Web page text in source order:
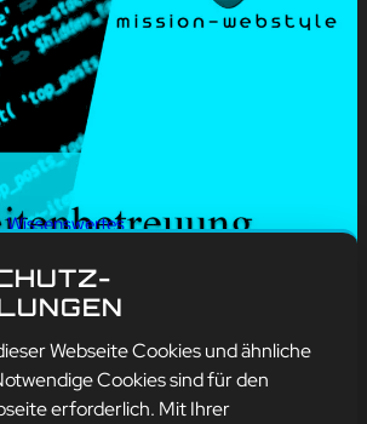
Wissenswertes
Webseite Cookies und ähnliche
Cookies sind für den
erforderlich. Mit Ihrer